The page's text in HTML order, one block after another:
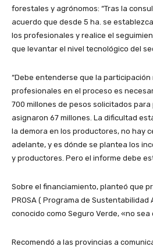
forestales y agrónomos: “Tras la
acuerdo que desde 5 ha. se
los profesionales y realice el
que levantar el nivel tecnológico del
“Debe entenderse que la participación
profesionales en el proceso es
700 millones de pesos solicitados para
asignaron 67 millones. La dificultad
la demora en los productores, no hay
adelante, y es dónde se plantea los
y productores. Pero el informe debe
Sobre el financiamiento, planteó que
PROSA ( Programa de Sustentabilidad
conocido como Seguro Verde, «no
Recomendó a las provincias a